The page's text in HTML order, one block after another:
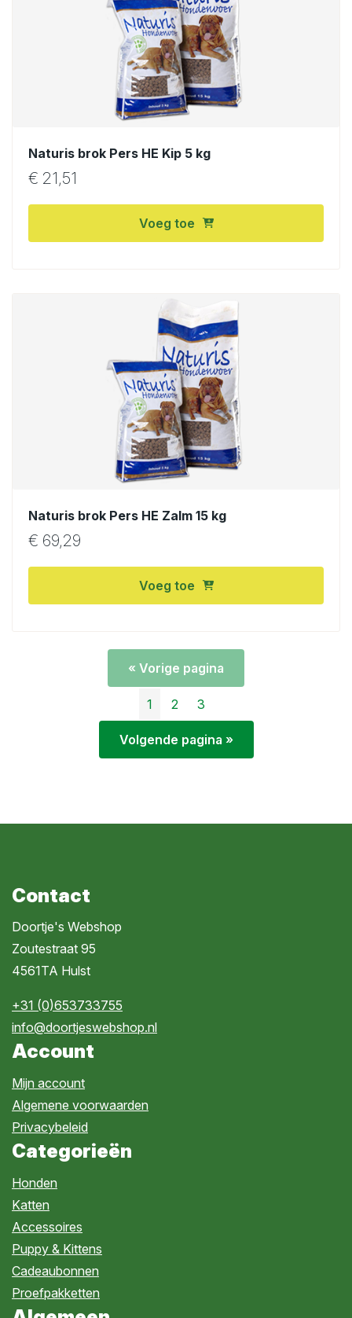
Naturis brok Pers HE Kip 5 kg
€ 21,51
Voeg toe
Naturis brok Pers HE Zalm 15 kg
€ 69,29
Voeg toe
« Vorige pagina
1 2 3
Volgende pagina »
Contact
Doortje's Webshop
Zoutestraat 95
4561TA Hulst
+31 (0)653733755
info@doortjeswebshop.nl
Account
Mijn account
Algemene voorwaarden
Privacybeleid
Categorieën
Honden
Katten
Accessoires
Puppy & Kittens
Cadeaubonnen
Proefpakketten